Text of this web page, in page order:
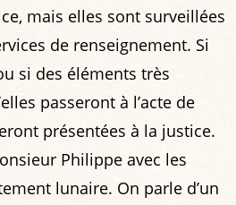
mais elles sont surveillées
de renseignement. Si
si des éléments très
passeront à l’acte de
présentées à la justice.
Philippe avec les
lunaire. On parle d’un